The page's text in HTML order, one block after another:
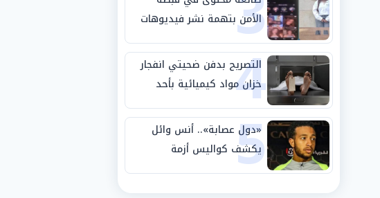
الأمن بتهمة نشر فيديوهات
خادشة للحياء
4
التصريح بدفن ضحيتي انفجار
خزان مواد كيميائية بأحد
مصانع الفيوم
5
«دول عصابة».. أنس وائل
يكشف كواليس أزمة
استبعاده المفاجئ من